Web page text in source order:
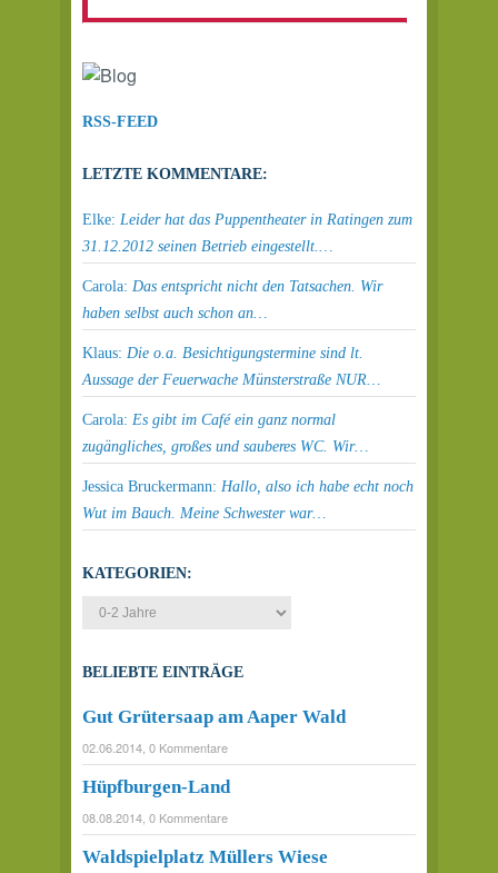
RSS-FEED
LETZTE KOMMENTARE:
Elke: Leider hat das Puppentheater in Ratingen zum
31.12.2012 seinen Betrieb eingestellt.…
Carola: Das entspricht nicht den Tatsachen. Wir
haben selbst auch schon an…
Klaus: Die o.a. Besichtigungstermine sind lt.
Aussage der Feuerwache Münsterstraße NUR…
Carola: Es gibt im Café ein ganz normal
zugängliches, großes und sauberes WC. Wir…
Jessica Bruckermann: Hallo, also ich habe echt noch
Wut im Bauch. Meine Schwester war…
KATEGORIEN:
BELIEBTE EINTRÄGE
Gut Grütersaap am Aaper Wald
02.06.2014, 0 Kommentare
Hüpfburgen-Land
08.08.2014, 0 Kommentare
Waldspielplatz Müllers Wiese